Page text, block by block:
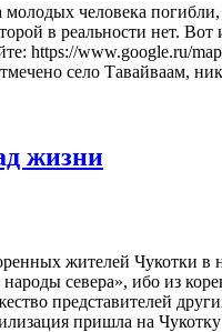
молодых человека
в реальности нет.
https://www.google.ru/
село Тавайваам,
жизни
жителей Чукотки в
севера», ибо из
представителей
пришла на